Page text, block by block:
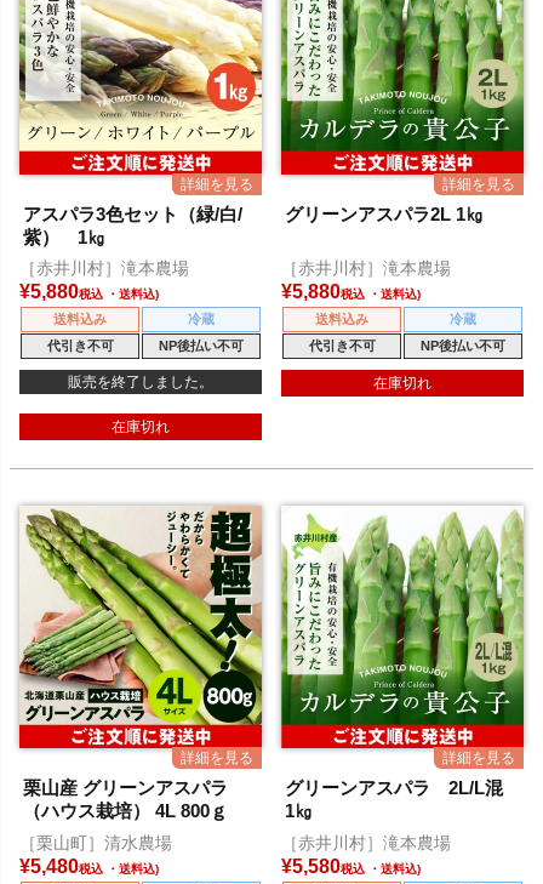
アスパラ3色セット（緑/白/
紫） 1㎏
［赤井川村］滝本農場
¥5,880税込
送料込み
冷蔵
代引き不可
NP後払い不可
販売を終了しました。
在庫切れ
グリーンアスパラ2L 1㎏
［赤井川村］滝本農場
¥5,880税込
送料込み
冷蔵
代引き不可
NP後払い不可
在庫切れ
栗山産 グリーンアスパラ
（ハウス栽培） 4L 800ｇ
［栗山町］清水農場
¥5,480税込
グリーンアスパラ 2L/L混
1㎏
［赤井川村］滝本農場
¥5,580税込